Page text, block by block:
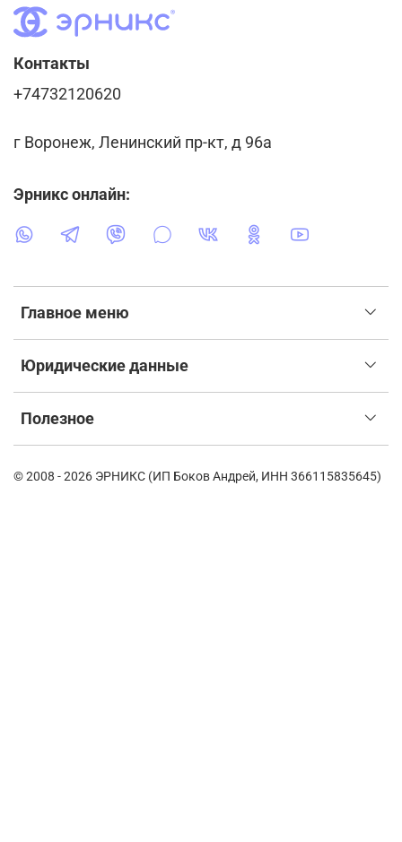
Главное меню
Юридические данные
Полезное
Контакты
+74732120620
г Воронеж, Ленинский пр-кт, д 96а
Эрникс онлайн:
© 2008 - 2026 ЭРНИКС (ИП Боков Андрей, ИНН 366115835645)